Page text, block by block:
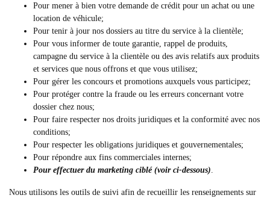
Pour mener à bien votre demande de crédit pour un achat ou une
location de véhicule;
Pour tenir à jour nos dossiers au titre du service à la clientèle;
Pour vous informer de toute garantie, rappel de produits,
campagne du service à la clientèle ou des avis relatifs aux produits
et services que nous offrons et que vous utilisez;
Pour gérer les concours et promotions auxquels vous participez;
Pour protéger contre la fraude ou les erreurs concernant votre
dossier chez nous;
Pour faire respecter nos droits juridiques et la conformité avec nos
conditions;
Pour respecter les obligations juridiques et gouvernementales;
Pour répondre aux fins commerciales internes;
Pour effectuer du marketing ciblé (voir ci-dessous).
Nous utilisons les outils de suivi afin de recueillir les renseignements sur